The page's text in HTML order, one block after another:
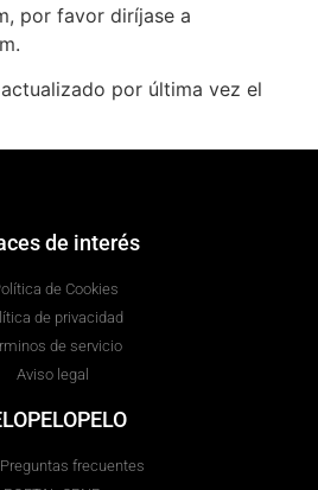
por favor diríjase a
por última vez el
de interés
de Cookies
de privacidad
de servicio
Aviso legal
Preguntas frecuentes